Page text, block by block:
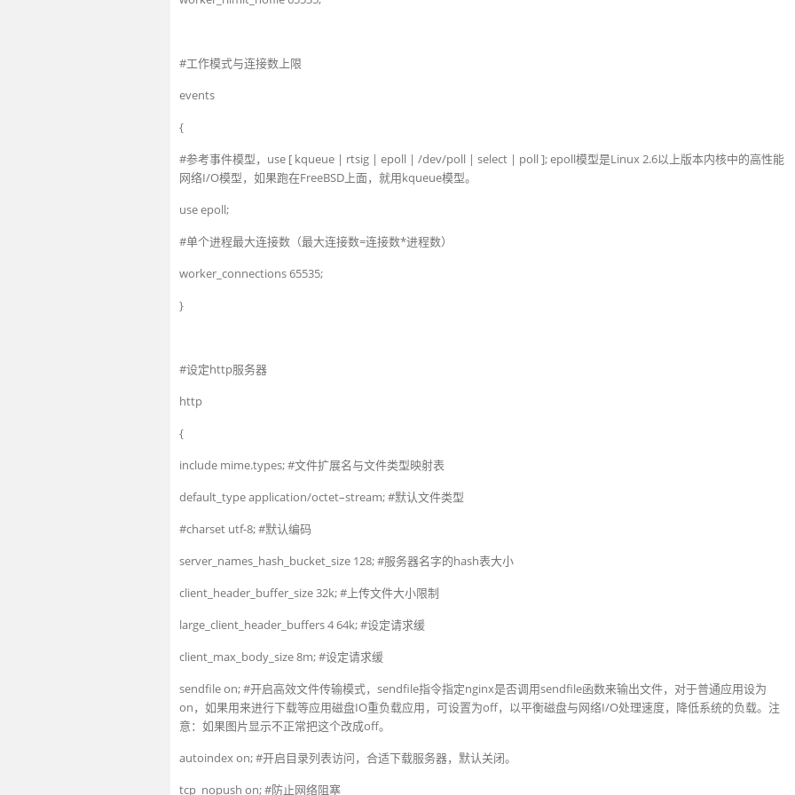
#工作模式与连接数上限
events
{
#参考事件模型，use [ kqueue | rtsig | epoll | /dev/poll | select | poll ]; epoll模型是Linux 2.6以上版本内核中的高性能
网络I/O模型，如果跑在FreeBSD上面，就用kqueue模型。
useepoll;
#单个进程最大连接数（最大连接数=连接数*进程数）
worker connections65535;
}
#设定http服务器
http
{
include mime.types;#文件扩展名与文件类型映射表
default_typeapplication/octet–stream;#默认文件类型
#charset utf-8; #默认编码
server_names_hash_bucket size 128;#服务器名字的hash表大小
client_header_buffer size32k;#上传文件大小限制
large_client_header buffers464k;#设定请求缓
client_max_body size8m;#设定请求缓
sendfileon;#开启高效文件传输模式，sendfile指令指定nginx是否调用sendfile函数来输出文件，对于普通应用设为
on，如果用来进行下载等应用磁盘IO重负载应用，可设置为off，以平衡磁盘与网络I/O处理速度，降低系统的负载。注
意：如果图片显示不正常把这个改成off。
autoindexon;#开启目录列表访问，合适下载服务器，默认关闭。
tcp_nopush on;#防止网络阻塞